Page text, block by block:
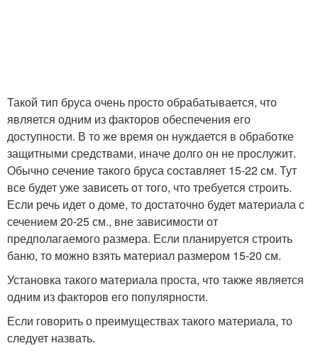
Такой тип бруса очень просто обрабатывается, что
является одним из факторов обеспечения его
доступности. В то же время он нуждается в обработке
защитными средствами, иначе долго он не прослужит.
Обычно сечение такого бруса составляет 15-22 см. Тут
все будет уже зависеть от того, что требуется строить.
Если речь идет о доме, то достаточно будет материала с
сечением 20-25 см., вне зависимости от
предполагаемого размера. Если планируется строить
баню, то можно взять материал размером 15-20 см.
Установка такого материала проста, что также является
одним из факторов его популярности.
Если говорить о преимуществах такого материала, то
следует назвать.